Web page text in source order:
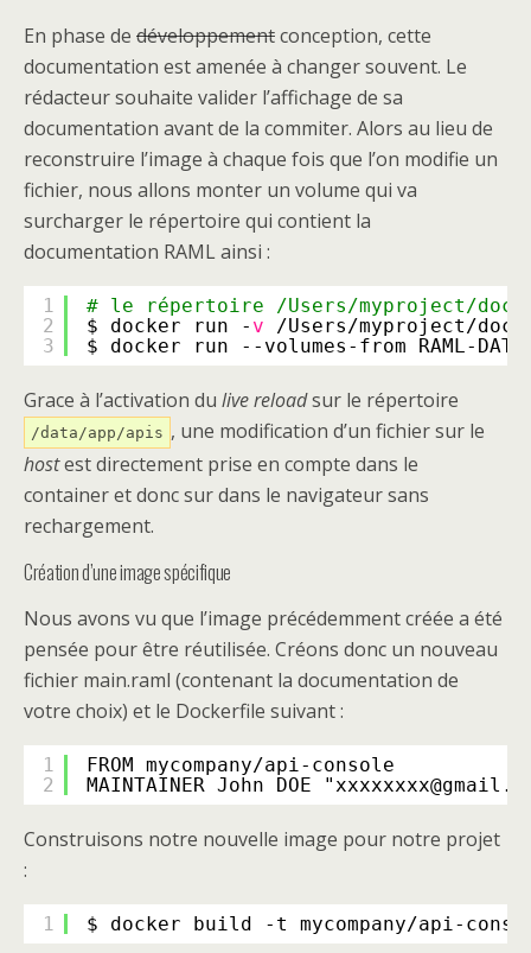
En phase de développementconception, cette
documentation est amenée à changer souvent. Le
rédacteur souhaite valider l’affichage de sa
documentation avant de la commiter. Alors au lieu de
reconstruire l’image à chaque fois que l’on modifie un
fichier, nous allons monter un volume qui va
surcharger le répertoire qui contient la
documentation RAML ainsi :
1
2
3
# le répertoire /Users/myproject/
$ docker run - v
/Users/myproject/doc-
$ docker run --volumes-from RAML-
Grace à l’activation du live reloadsur le répertoire
/data/app/apis , une modification d’un fichier sur le
hostest directement prise en compte dans le
container et donc sur dans le navigateur sans
rechargement.
Création d’une image spécifique
Nous avons vu que l’image précédemment créée a été
pensée pour être réutilisée. Créons donc un nouveau
fichier main.raml (contenant la documentation de
votre choix) et le Dockerfile suivant :
1
2
FROM mycompany/api-console
MAINTAINER John DOE
Construisons notre nouvelle image pour notre projet
:
1 $ docker build -t mycompany/api-